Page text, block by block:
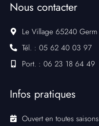
Nous contacter
Le Village 65240 Germ
Tél. : 05 62 40 03 97
Port. : 06 23 18 64 49
Infos pratiques
Ouvert en toutes saisons